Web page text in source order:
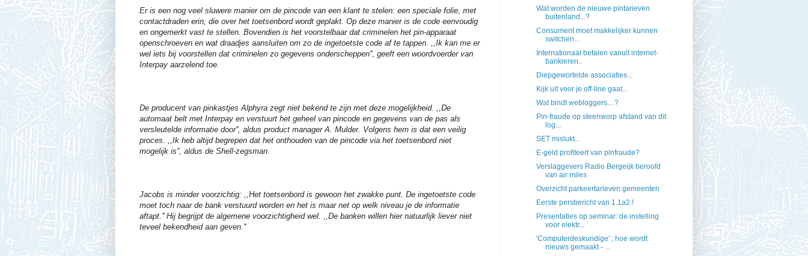
Er is een nog veel sluwere manier om de pincode van een klant te stelen: een speciale folie, met
contactdraden erin, die over het toetsenbord wordt geplakt. Op deze manier is de code eenvoudig
en ongemerkt vast te stellen. Bovendien is het voorstelbaar dat criminelen het pin-apparaat
openschroeven en wat draadjes aansluiten om zo de ingetoetste code af te tappen. ,,Ik kan me er
wel iets bij voorstellen dat criminelen zo gegevens onderscheppen'', geeft een woordvoerder van
Interpay aarzelend toe.
De producent van pinkastjes Alphyra zegt niet bekend te zijn met deze mogelijkheid. ,,De
automaat belt met Interpay en verstuurt het geheel van pincode en gegevens van de pas als
versleutelde informatie door'', aldus product manager A. Mulder. Volgens hem is dat een veilig
proces. ,,Ik heb altijd begrepen dat het onthouden van de pincode via het toetsenbord niet
mogelijk is'', aldus de Shell-zegsman.
Jacobs is minder voorzichtig: ,,Het toetsenbord is gewoon het zwakke punt. De ingetoetste code
moet toch naar de bank verstuurd worden en het is maar net op welk niveau je de informatie
aftapt.'' Hij begrijpt de algemene voorzichtigheid wel. ,,De banken willen hier natuurlijk liever niet
teveel bekendheid aan geven.''
Wat worden de nieuwe pintarieven
buitenland...?
Consument moet makkelijker kunnen
switchen...
Internationaal betalen vanuit internet-
bankieren..
Diepgewortelde associaties...
Kijk uit voor je off-line gaat...
Wat bindt webloggers....?
Pin-fraude op steenworp afstand van dit
log...
SET mislukt...
E-geld profiteert van pinfraude?
Verslaggevers Radio Bergeijk beroofd
van air miles
Overzicht parkeertarieven gemeenten
Eerste persbericht van 1.1a2 !
Presentaties op seminar: de instelling
voor elektr...
'Computerdeskundige' ; hoe wordt
nieuws gemaakt - ...